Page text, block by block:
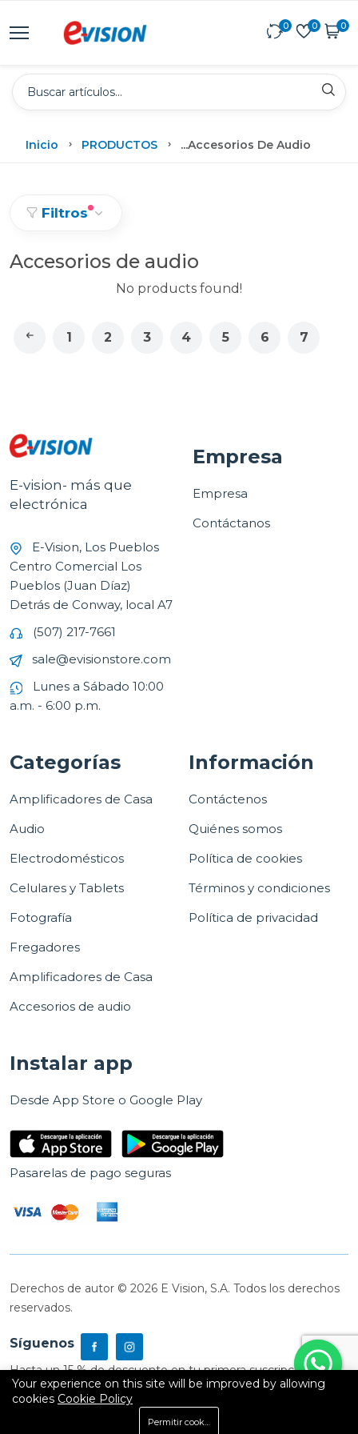
0 0 0
Inicio PRODUCTOS ...Accesorios De Audio
Filtros
Accesorios de audio
No products found!
1 2 3 4 5 6 7
E-vision- más que
electrónica
E-Vision, Los Pueblos
Centro Comercial Los
Pueblos (Juan Díaz)
Detrás de Conway, local A7
(507) 217-7661
sale@evisionstore.com
Lunes a Sábado 10:00
a.m. - 6:00 p.m.
Empresa
Empresa
Contáctanos
Categorías
Amplificadores de Casa
Audio
Electrodomésticos
Celulares y Tablets
Fotografía
Fregadores
Amplificadores de Casa
Accesorios de audio
Información
Contáctenos
Quiénes somos
Política de cookies
Términos y condiciones
Política de privacidad
Instalar app
Desde App Store o Google Play
Pasarelas de pago seguras
Derechos de autor © 2026 E Vision, S.A. Todos los derechos
reservados.
Síguenos
Hasta un 15 % de descuento en tu primera suscripción
Carrito
Your experience on this site will be improved by allowing
cookies Cookie Policy
Permitir cookies